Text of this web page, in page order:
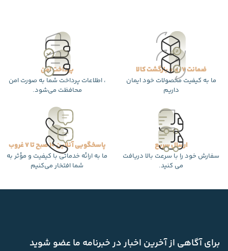
ضمانت 7 روزه بازگشت کالا
ما به کیفیت محصولات خود ایمان
داریم
پرداخت امن
، اطلاعات پرداخت شما به صورت امن
محافظت می‌شود.
ارسال سریع
سفارش خود را با سرعت بالا دریافت
می کنید.
پاسخگویی آنلاین 10 صبح تا 7 غروب
ما به ارائه خدماتی با کیفیت و مؤثر به
شما افتخار می‌کنیم
برای آگاهی از آخرین اخبار در خبرنامه ما عضو شوید